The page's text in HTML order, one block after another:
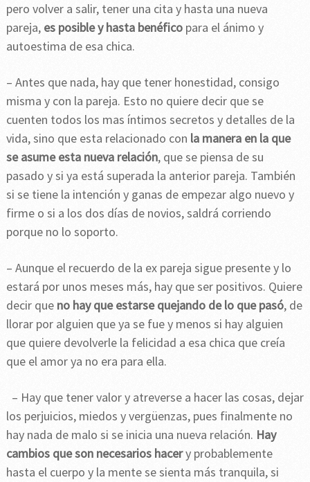
pero volver a salir, tener una cita y hasta una nueva
pareja,es posible y hasta benéficopara el ánimo y
autoestima de esa chica.
– Antes que nada, hay que tener honestidad, consigo
misma y con la pareja. Esto no quiere decir que se
cuenten todos los mas íntimos secretos y detalles de la
vida, sino que esta relacionado con la manera en la que
se asume esta nueva relación, que se piensa de su
pasado y si ya está superada la anterior pareja. También
si se tiene la intención y ganas de empezar algo nuevo y
firme o si a los dos días de novios, saldrá corriendo
porque no lo soporto.
– Aunque el recuerdo de la ex pareja sigue presente y lo
estará por unos meses más, hay que ser positivos. Quiere
decir que no hay que estarse quejando de lo que pasó, de
llorar por alguien que ya se fue y menos si hay alguien
que quiere devolverle la felicidad a esa chica que creía
que el amor ya no era para ella.
– Hay que tener valor y atreverse a hacer las cosas, dejar
los perjuicios, miedos y vergüenzas, pues finalmente no
hay nada de malo si se inicia una nueva relación. Hay
cambios que son necesarios hacery probablemente
hasta el cuerpo y la mente se sienta más tranquila, si